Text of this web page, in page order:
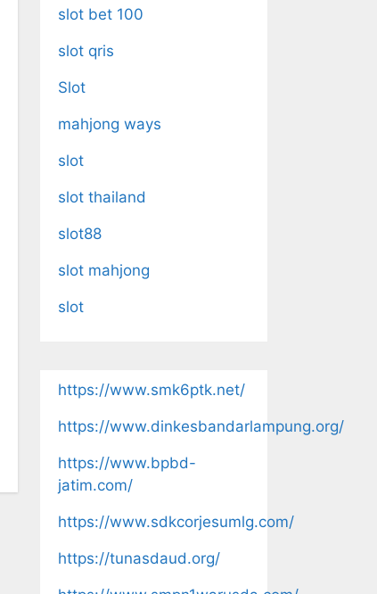
slot bet 100
slot qris
Slot
mahjong ways
slot
slot thailand
slot88
slot mahjong
slot
https://www.smk6ptk.net/
https://www.dinkesbandarlampung.org/
https://www.bpbd-
jatim.com/
https://www.sdkcorjesumlg.com/
https://tunasdaud.org/